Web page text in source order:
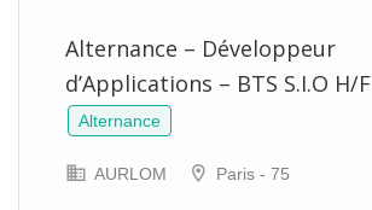
Alternance – Développeur
d’Applications – BTS S.I.O H/F
Alternance
AURLOM Paris - 75